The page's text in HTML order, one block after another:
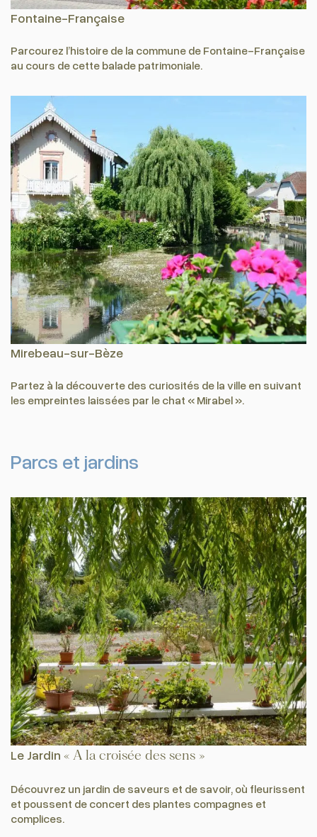
Fontaine-Française
Parcourez l’histoire de la commune de Fontaine-Française
au cours de cette balade patrimoniale.
Mirebeau-sur-Bèze
Partez à la découverte des curiosités de la ville en suivant
les empreintes laissées par le chat « Mirabel ».
Parcs et jardins
Le Jardin « A la croisée des sens »
Découvrez un jardin de saveurs et de savoir, où fleurissent
et poussent de concert des plantes compagnes et
complices.